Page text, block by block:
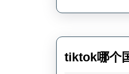
tiktok哪个